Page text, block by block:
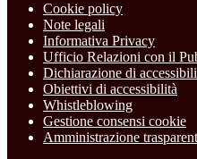
Cookie policy
Note legali
Informativa Privacy
Ufficio Relazioni con il
Dichiarazione di
Obiettivi di accessibilità
Whistleblowing
Gestione consensi cookie
Amministrazione